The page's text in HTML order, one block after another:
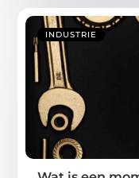
INDUSTRIE